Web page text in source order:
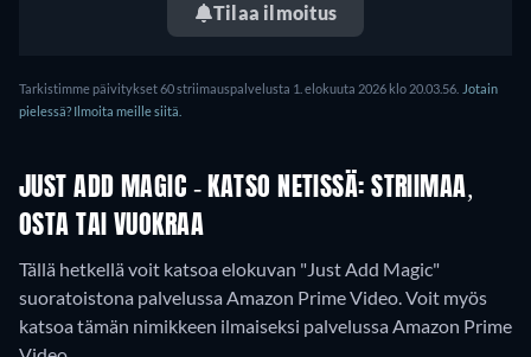
Tilaa ilmoitus
Tarkistimme päivitykset 60 striimauspalvelusta 1. elokuuta 2026 klo 20.03.56. Jotain
pielessä? Ilmoita meille siitä.
JUST ADD MAGIC - KATSO NETISSÄ: STRIIMAA,
OSTA TAI VUOKRAA
Tällä hetkellä voit katsoa elokuvan "Just Add Magic"
suoratoistona palvelussa Amazon Prime Video.Voit myös
katsoa tämän nimikkeen ilmaiseksi palvelussa Amazon Prime